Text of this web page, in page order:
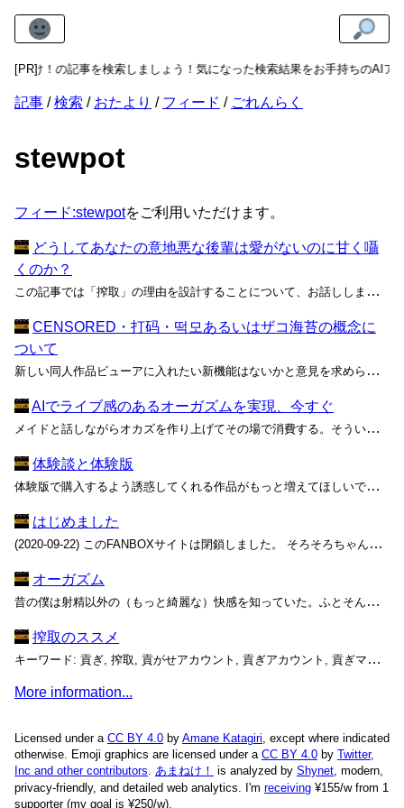
[PR]
まねけ！の記事を検索しましょう！気になった検索結果をお手持ちのAIア
記事 検索 おたより フィード ごれんらく
stewpot
フィード:stewpotをご利用いただけます。
どうしてあなたの意地悪な後輩は愛がないのに甘く囁
くのか？
この記事では「搾取」の理由を設計することについて、お話しします。 2018年に搾取のススメで示したとおり、いわゆる
CENSORED・打码・떡모あるいはザコ海苔の概念に
ついて
新しい同人作品ビューアに入れたい新機能はないかと意見を求められて、私はCENSOREDなんかどうだろうと答えた。「へー、CENSORED？ なにそれ？」ときょとんとした顔で軽くGeminiに尋ねると「ふーん、エッチな画像にわざわざ自分でモザイクを入れるんだ。アングロスフィアのキン...
AIでライブ感のあるオーガズムを実現、今すぐ
メイドと話しながらオカズを作り上げてその場で消費する。そういうライブ感のあるオーガズムを、AIなら今すぐ実現できる―― AIは、私たちのオーガズムを支える重要な技術になりつつある。少なくとも、これからも高品質な作品の周縁を埋め尽くす二級市民ではあり続けるはずだ。 最近のSNS...
体験談と体験版
体験版で購入するよう誘惑してくれる作品がもっと増えてほしいですね。 DLsiteのようなダウンロード販売サイトにおいて、マンガ、同人CG集、同人音声、ゲームなどの
はじめました
(2020-09-22) このFANBOXサイトは閉鎖しました。 そろそろちゃんとえっちテキストやらないとなと思い、はじめました。 https://***.fanbox.cc/ 背景として、拙作の裏コースという投稿が、何らかの店舗でプレイの詳細に関する資料として持ち込まれてい...
オーガズム
昔の僕は射精以外の（もっと綺麗な）快感を知っていた。ふとそんなことを思い出す。 中学生の頃だから、随分昔になる。 同じクラスに西田くんという男子がいた。僕より少し背が高く、夏になるたびよく日に焼けていた。勉強は真ん中くらいの成績で、代わりに野球がとても上手かった気がする。とは...
搾取のススメ
キーワード: 貢ぎ, 搾取, 貢がせアカウント, 貢ぎアカウント, 貢ぎマゾ, 証明のジレンマ, 惨めな物乞い, 監視カメラの部屋
More information...
Licensed under a CC BY 4.0 by Amane Katagiri, except where indicated
otherwise. Emoji graphics are licensed under a CC BY 4.0 by Twitter,
Inc and other contributors. あまねけ！ is analyzed by Shynet, modern,
privacy-friendly, and detailed web analytics. I'm receiving ¥155/w from 1
supporter (my goal is ¥250/w).